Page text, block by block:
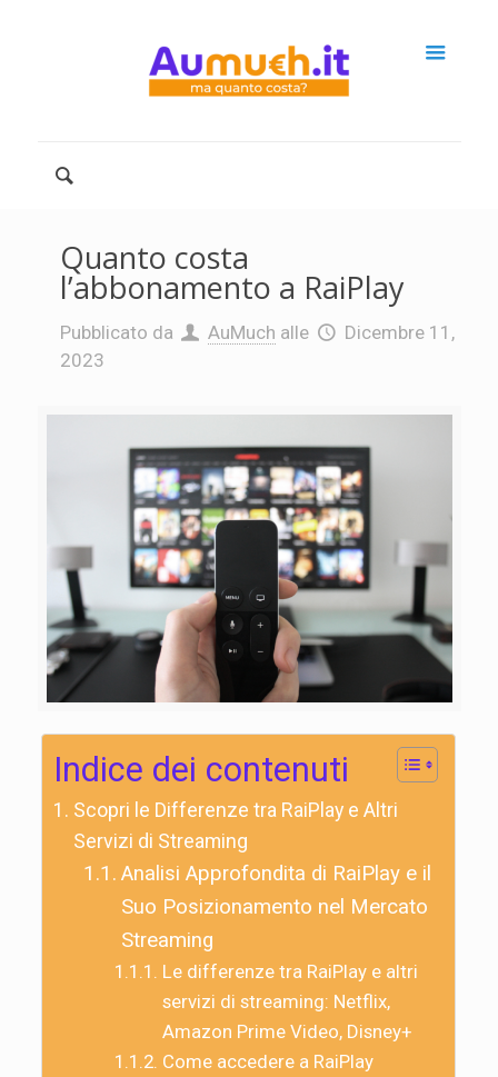
Quanto costa
l’abbonamento a RaiPlay
Pubblicato da AuMuch alle
Dicembre 11,
2023
Indice dei contenuti
Scopri le Differenze tra RaiPlay e Altri
Servizi di Streaming
Analisi Approfondita di RaiPlay e il
Suo Posizionamento nel Mercato
Streaming
Le differenze tra RaiPlay e altri
servizi di streaming: Netflix,
Amazon Prime Video, Disney+
Come accedere a RaiPlay